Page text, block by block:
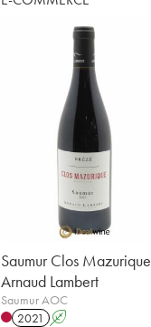
Saumur Clos Mazurique
Arnaud Lambert
Saumur AOC
2021 A